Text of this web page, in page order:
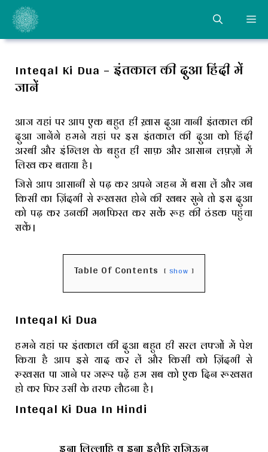
Skip
content
Inteqal Ki Dua – इंतकाल की दुआ हिंदी में
जानें
आज यहां पर आप एक बहुत ही ख़ास दुआ यानी इंतकाल की
दुआ जानेंगे हमने यहां पर इस इंतकाल की दुआ को हिंदी
अरबी और इंग्लिश के बहुत ही साफ़ और आसान लफ़्ज़ों में
लिख कर बताया है।
जिसे आप आसानी से पढ़ कर अपने जहन में बसा लें और जब
किसी का ज़िंदगी से रुखसत होने की खबर सुने तो इस दुआ
को पढ़ कर उनकी मगफिरत कर सकें रूह की ठंडक पहुंचा
सकें।
Table Of Contents Show
Inteqal Ki Dua
हमने यहां पर इंतकाल की दुआ बहुत ही सरल लफ्जों में पेश
किया है आप इसे याद कर लें और किसी को ज़िंदगी से
रुखसत पा जाने पर जरूर पढ़ें हम सब को एक दिन रूखसत
हो कर फिर उसी के तरफ लौटना है।
Inteqal Ki Dua In Hindi